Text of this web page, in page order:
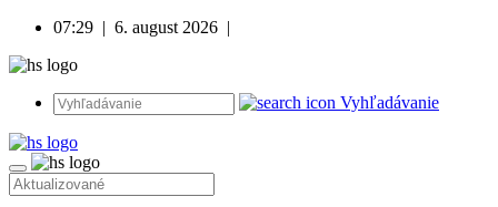
07:29 | 6. august 2026 |
Vyhľadávanie